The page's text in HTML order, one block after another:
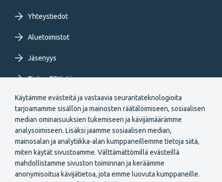
Käytämme evästeitä ja vastaavia seurantateknologioita
tarjoamamme sisällön ja mainosten räätälöimiseen, sosiaalisen
median ominaisuuksien tukemiseen ja kävijämäärämme
analysoimiseen. Lisäksi jaamme sosiaalisen median,
mainosalan ja analytiikka-alan kumppaneillemme tietoja siitä,
miten käytät sivustoamme. Välttämättömillä evästeillä
mahdollistamme sivuston toiminnan ja keräämme
anonymisoitua kävijätietoa, jota emme luovuta kumppaneille.
Yhteystiedot
Aluetoimistot
Jäsenyys
Tietoa TEKistä
Extranet
Liity jäseneksi